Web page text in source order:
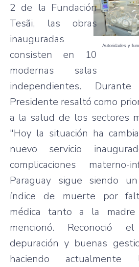
Autoridades y
2 de la Fundación
Tesãi, las obras
inauguradas
consisten en 10
modernas salas
independientes.
Presidente resaltó como
a la salud de los sectores
"Hoy la situación ha
nuevo servicio
complicaciones materno-
Paraguay sigue siendo
índice de muerte por
médica tanto a la
mencionó. Reconoció
depuración y buenas
haciendo actualmente